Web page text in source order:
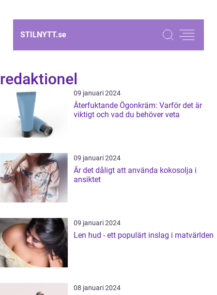
STILNYTT.se
redaktionel
09 januari 2024
Återfuktande Ögonkräm: Varför det är
viktigt och vad du behöver veta
09 januari 2024
Är det dåligt att använda kokosolja i
ansiktet
09 januari 2024
Len hud - ett populärt inslag i matvärlden
08 januari 2024